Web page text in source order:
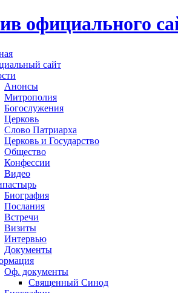
сайт
Анонсы
Митрополия
Богослужения
Церковь
Слово Патриарха
Церковь и Государство
Общество
Конфессии
Видео
Биография
Послания
Встречи
Визиты
Интервью
Документы
Оф. документы
Священный Синод